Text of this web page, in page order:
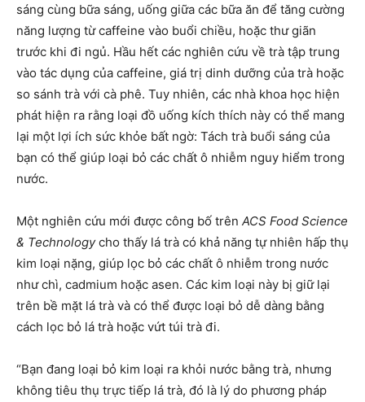
sáng cùng bữa sáng, uống giữa các bữa ăn để tăng cường
năng lượng từ caffeine vào buổi chiều, hoặc thư giãn
trước khi đi ngủ. Hầu hết các nghiên cứu về trà tập trung
vào tác dụng của caffeine, giá trị dinh dưỡng của trà hoặc
so sánh trà với cà phê. Tuy nhiên, các nhà khoa học hiện
phát hiện ra rằng loại đồ uống kích thích này có thể mang
lại một lợi ích sức khỏe bất ngờ: Tách trà buổi sáng của
bạn có thể giúp loại bỏ các chất ô nhiễm nguy hiểm trong
nước.
Một nghiên cứu mới được công bố trên ACS Food Science
& Technologycho thấy lá trà có khả năng tự nhiên hấp thụ
kim loại nặng, giúp lọc bỏ các chất ô nhiễm trong nước
như chì, cadmium hoặc asen. Các kim loại này bị giữ lại
trên bề mặt lá trà và có thể được loại bỏ dễ dàng bằng
cách lọc bỏ lá trà hoặc vứt túi trà đi.
“Bạn đang loại bỏ kim loại ra khỏi nước bằng trà, nhưng
không tiêu thụ trực tiếp lá trà, đó là lý do phương pháp